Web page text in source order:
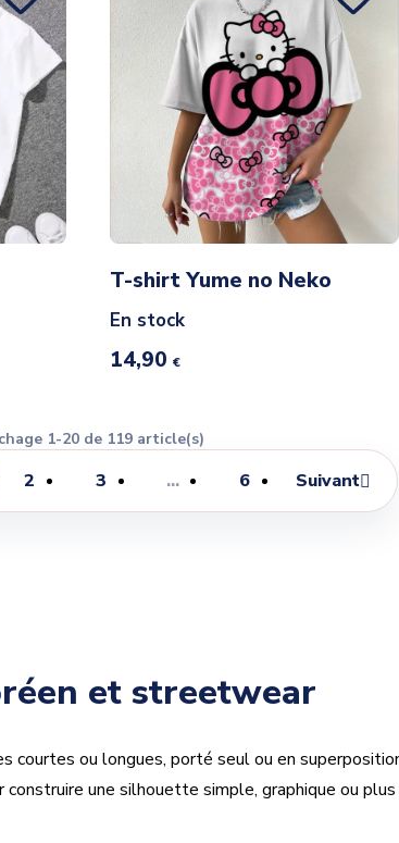
T-shirt Yume no Neko
En stock
14,90€
1-20 de 119 article(s)
2 3 … 6 Suivant
et streetwear
ou longues, porté seul ou en
une silhouette simple, graphique ou plus